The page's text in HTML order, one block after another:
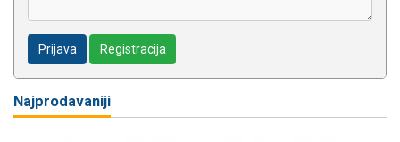
Prijava Registracija
Najprodavaniji